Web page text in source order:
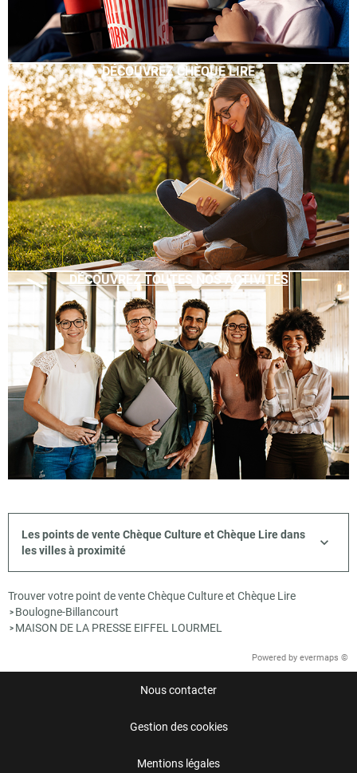
DÉCOUVREZ CHÈQUE LIRE
DÉCOUVREZ TOUTES NOS ACTIVITÉS
Les points de vente Chèque Culture et Chèque Lire dans
les villes à proximité
Trouver votre point de vente Chèque Culture et Chèque Lire
> Boulogne-Billancourt
> MAISON DE LA PRESSE EIFFEL LOURMEL
Powered by evermaps ©
Nous contacter
Gestion des cookies
Mentions légales